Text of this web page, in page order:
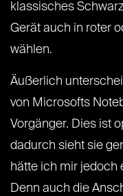
klassisches
Gerät auch in roter
wählen.
Äußerlich
von Microsofts
Vorgänger. Dies ist
dadurch sieht sie
hätte ich mir jedoch
Denn auch die